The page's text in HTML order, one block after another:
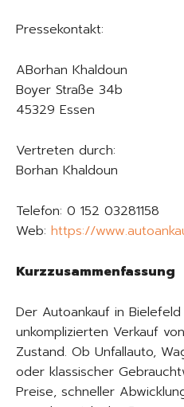
Pressekontakt:
ABorhan Khaldoun
Boyer Straße 34b
45329 Essen
Vertreten durch:
Borhan Khaldoun
Telefon: 0 152 03281158
Web: https://
Kurzzusammenfassung
Der Autoankauf in
unkomplizierten Verkauf
Zustand. Ob Unfallauto,
oder klassischer
Preise, schneller